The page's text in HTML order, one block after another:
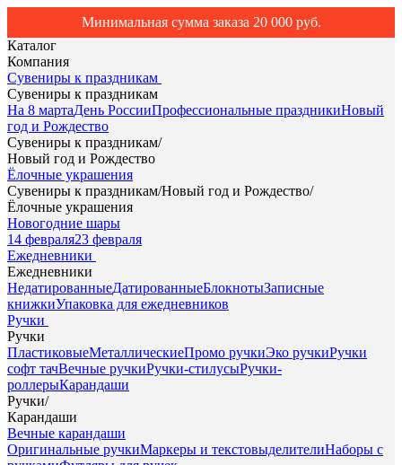
Минимальная сумма заказа 20 000 руб.
Каталог
Компания
Сувениры к праздникам
Сувениры к праздникам
На 8 мартаДень РоссииПрофессиональные праздникиНовый
год и Рождество
Сувениры к праздникам/
Новый год и Рождество
Ёлочные украшения
Сувениры к праздникам/Новый год и Рождество/
Ёлочные украшения
Новогодние шары
14 февраля23 февраля
Ежедневники
Ежедневники
НедатированныеДатированныеБлокнотыЗаписные
книжкиУпаковка для ежедневников
Ручки
Ручки
ПластиковыеМеталлическиеПромо ручкиЭко ручкиРучки
софт тачВечные ручкиРучки-стилусыРучки-
роллерыКарандаши
Ручки/
Карандаши
Вечные карандаши
Оригинальные ручкиМаркеры и текстовыделителиНаборы с